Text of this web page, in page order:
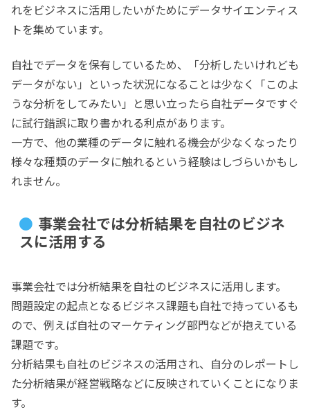
れをビジネスに活用したいがためにデータサイエンティス
トを集めています。
自社でデータを保有しているため、「分析したいけれども
データがない」といった状況になることは少なく「このよ
うな分析をしてみたい」と思い立ったら自社データですぐ
に試行錯誤に取り書かれる利点があります。
一方で、他の業種のデータに触れる機会が少なくなったり
様々な種類のデータに触れるという経験はしづらいかもし
れません。
事業会社では分析結果を自社のビジネ
スに活用する
事業会社では分析結果を自社のビジネスに活用します。
問題設定の起点となるビジネス課題も自社で持っているも
ので、例えば自社のマーケティング部門などが抱えている
課題です。
分析結果も自社のビジネスの活用され、自分のレポートし
た分析結果が経営戦略などに反映されていくことになりま
す。